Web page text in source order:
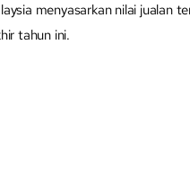
menyasarkan nilai jualan
tahun ini.